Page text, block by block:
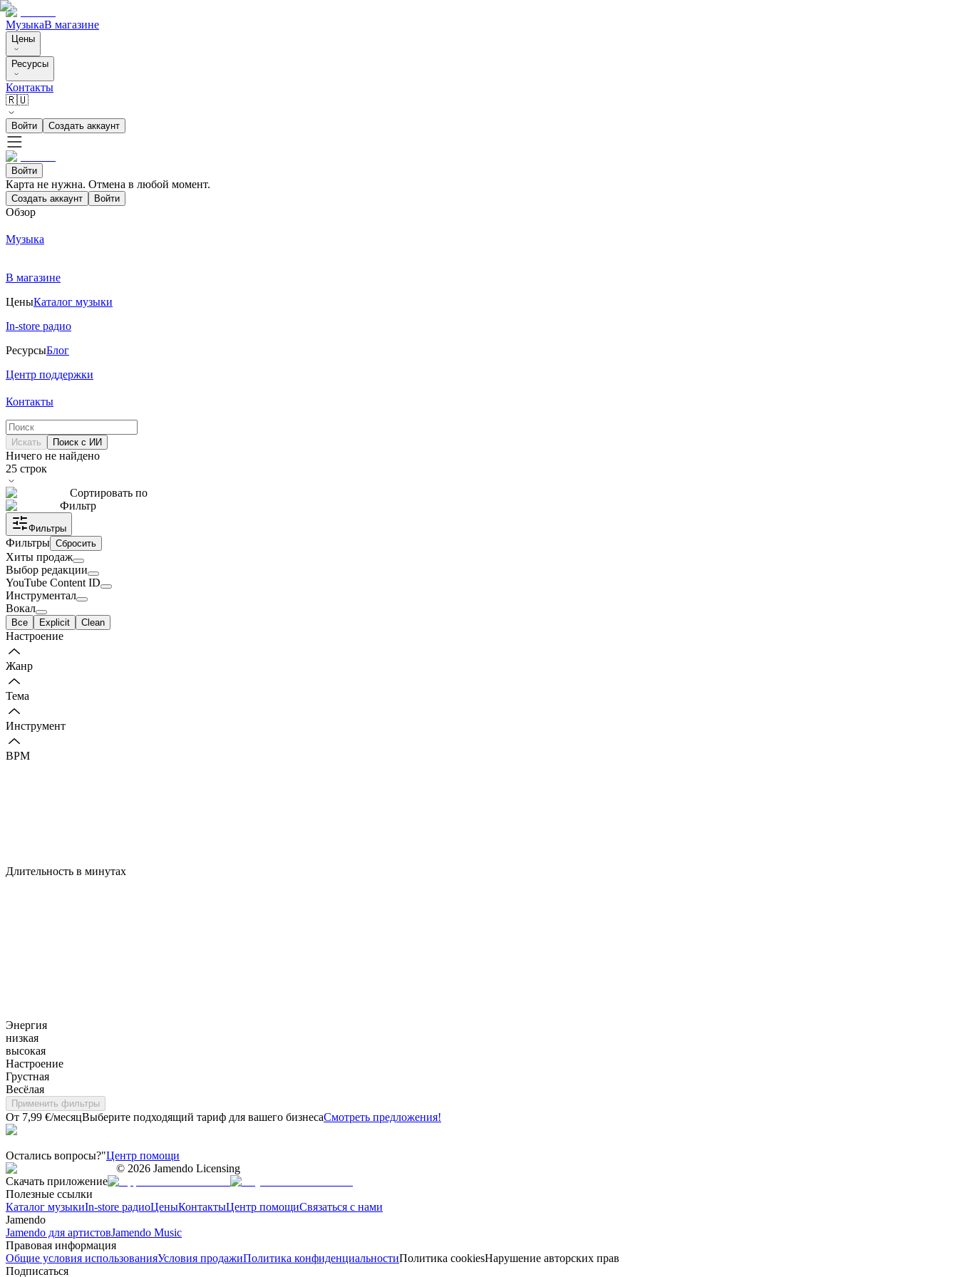
МузыкаВ магазине
Цены
Ресурсы
Контакты
🇷🇺
Войти Создать аккаунт
Войти
Карта не нужна. Отмена в любой момент.
Создать аккаунт Войти
Обзор
Музыка
В магазине
ЦеныКаталог музыки
In-store радио
РесурсыБлог
Центр поддержки
Контакты
Искать Поиск с ИИ
Ничего не найдено
25 строк
Сортировать по
Фильтр
Фильтры
Фильтры Сбросить
Хиты продаж
Выбор редакции
YouTube Content ID
Инструментал
Вокал
Все Explicit Clean
Настроение
Жанр
Тема
Инструмент
BPM
Длительность в минутах
Энергия
низкая
высокая
Настроение
Грустная
Весёлая
Применить фильтры
От 7,99 €/месяцВыберите подходящий тариф для вашего бизнесаСмотреть предложения!
Остались вопросы?"Центр помощи
© 2026 Jamendo Licensing
Скачать приложение
Полезные ссылки
Каталог музыкиIn-store радиоЦеныКонтактыЦентр помощиСвязаться с нами
Jamendo
Jamendo для артистовJamendo Music
Правовая информация
Общие условия использованияУсловия продажиПолитика конфиденциальностиПолитика cookiesНарушение авторских прав
Подписаться